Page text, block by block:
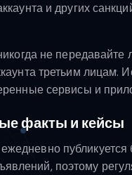
и других
не передавайте
третьим лицам.
сервисы и
факты и кейсы
публикуется
поэтому